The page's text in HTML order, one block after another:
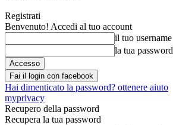
Registrati
Benvenuto! Accedi al tuo account
il tuo username
la tua password
Fai il login con facebook
Hai dimenticato la password? ottenere aiuto
myprivacy
Recupero della password
Recupera la tua password